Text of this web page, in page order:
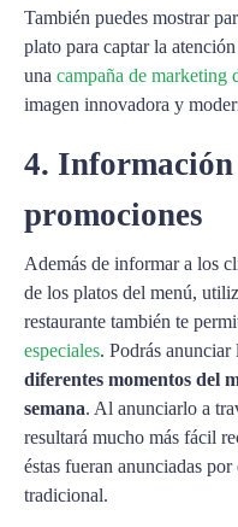
También puedes mostrar
plato para captar la
una campaña de marketing
imagen innovadora y
4. Información
promociones
Además de informar a los
de los platos del menú,
restaurante también te
especiales. Podrás anunciar
diferentes momentos del
semana. Al anunciarlo a
resultará mucho más fácil
éstas fueran anunciadas
tradicional.